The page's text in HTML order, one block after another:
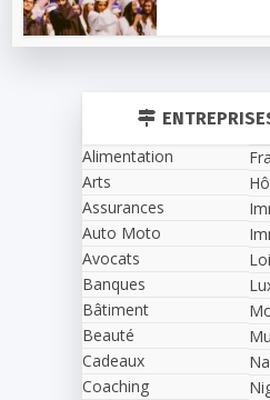
Alimentation
Arts
Assurances
Auto Moto
Avocats
Banques
Bâtiment
Beauté
Cadeaux
Coaching